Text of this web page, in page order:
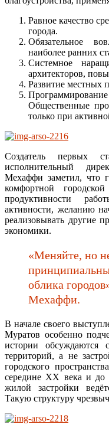
Равное качество
города.
Обязательное
наиболее ранних
Системное
архитекторов,
Развитие местных
Общественные
только при
Создатель первых
исполнительный
Мехаффи заметил, что
комфортной
продуктивности
активности, желанию
реализовывать другие
экономики.
«Меняйте, но
облика
Мехаффи.
В начале своего
Муратов особенно
истории обсуждаются
территорий, а не
городского
середине XX века и до
жилой застройки
Такую структуру